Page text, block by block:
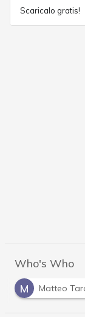
Scaricalo gratis!
Who's Who
M
Matteo